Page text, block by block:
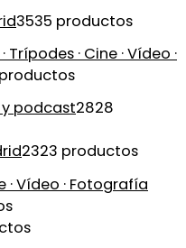
3535 productos
· Cine · Vídeo ·
podcast2828
2323 productos
· Vídeo · Fotografía